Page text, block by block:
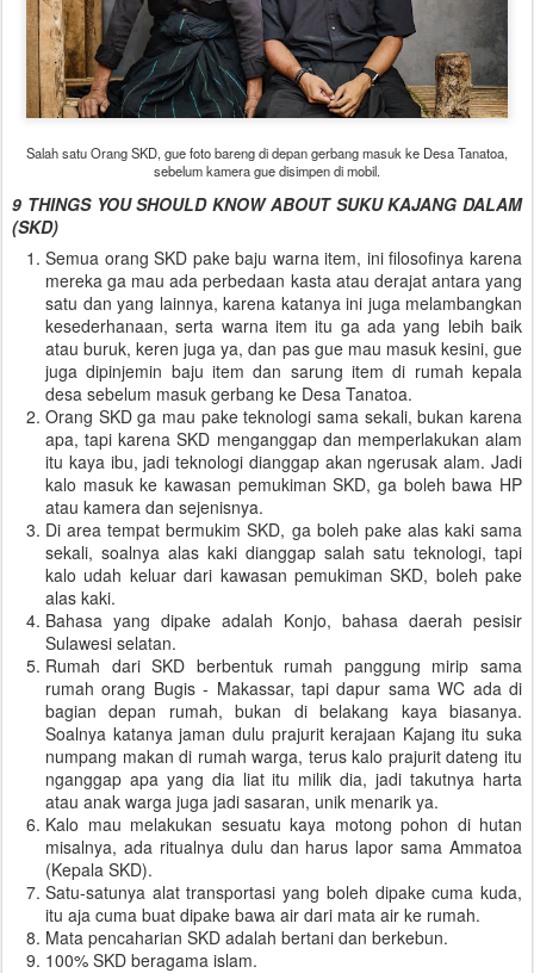
Salah satu Orang SKD, gue foto bareng di depan gerbang masuk ke Desa Tanatoa,
sebelum kamera gue disimpen di mobil.
9 THINGS YOU SHOULD KNOW ABOUT SUKU KAJANG DALAM
(SKD)
Semua orang SKD pake baju warna item, ini filosofinya karena
mereka ga mau ada perbedaan kasta atau derajat antara yang
satu dan yang lainnya, karena katanya ini juga melambangkan
kesederhanaan, serta warna item itu ga ada yang lebih baik
atau buruk, keren juga ya, dan pas gue mau masuk kesini, gue
juga dipinjemin baju item dan sarung item di rumah kepala
desa sebelum masuk gerbang ke Desa Tanatoa.
Orang SKD ga mau pake teknologi sama sekali, bukan karena
apa, tapi karena SKD menganggap dan memperlakukan alam
itu kaya ibu, jadi teknologi dianggap akan ngerusak alam. Jadi
kalo masuk ke kawasan pemukiman SKD, ga boleh bawa HP
atau kamera dan sejenisnya.
Di area tempat bermukim SKD, ga boleh pake alas kaki sama
sekali, soalnya alas kaki dianggap salah satu teknologi, tapi
kalo udah keluar dari kawasan pemukiman SKD, boleh pake
alas kaki.
Bahasa yang dipake adalah Konjo, bahasa daerah pesisir
Sulawesi selatan.
Rumah dari SKD berbentuk rumah panggung mirip sama
rumah orang Bugis - Makassar, tapi dapur sama WC ada di
bagian depan rumah, bukan di belakang kaya biasanya.
Soalnya katanya jaman dulu prajurit kerajaan Kajang itu suka
numpang makan di rumah warga, terus kalo prajurit dateng itu
nganggap apa yang dia liat itu milik dia, jadi takutnya harta
atau anak warga juga jadi sasaran, unik menarik ya.
Kalo mau melakukan sesuatu kaya motong pohon di hutan
misalnya, ada ritualnya dulu dan harus lapor sama Ammatoa
(Kepala SKD).
Satu-satunya alat transportasi yang boleh dipake cuma kuda,
itu aja cuma buat dipake bawa air dari mata air ke rumah.
Mata pencaharian SKD adalah bertani dan berkebun.
100% SKD beragama islam.